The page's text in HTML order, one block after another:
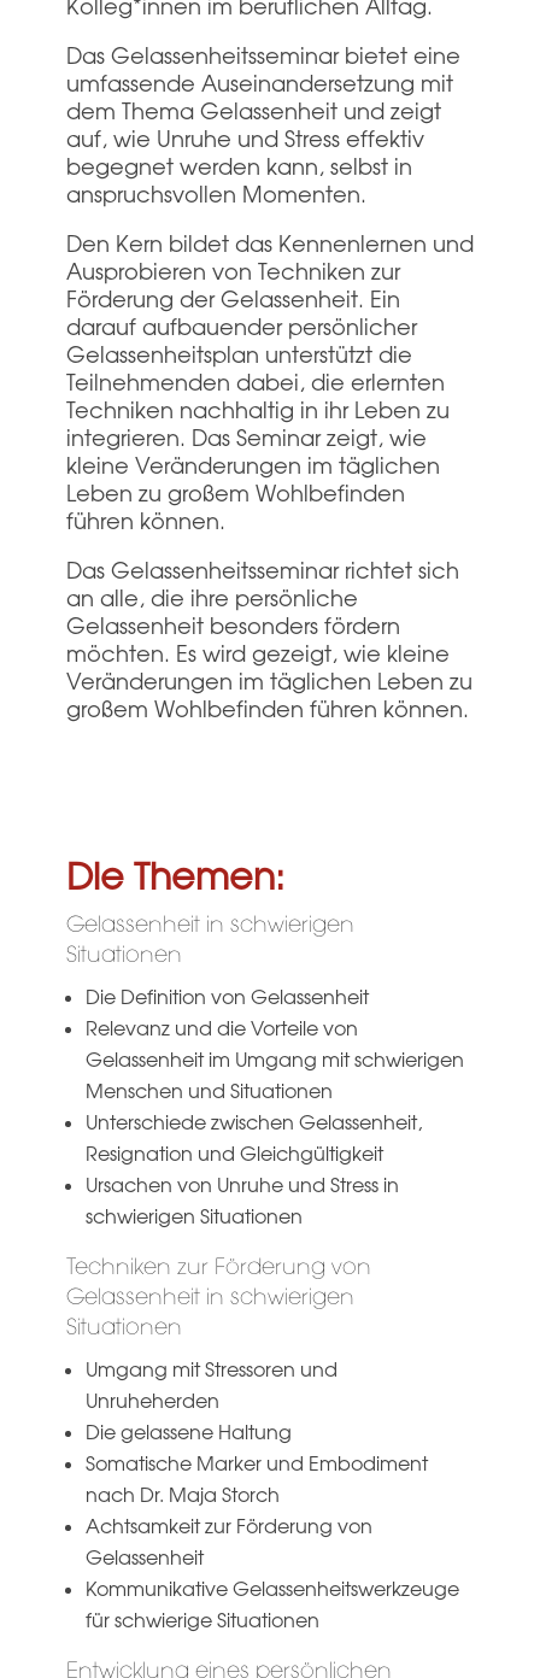
Kolleg*innen im beruflichen Alltag.
Das Gelassenheitsseminar bietet eine
umfassende Auseinandersetzung mit
dem Thema Gelassenheit und zeigt
auf, wie Unruhe und Stress effektiv
begegnet werden kann, selbst in
anspruchsvollen Momenten.
Den Kern bildet das Kennenlernen und
Ausprobieren von Techniken zur
Förderung der Gelassenheit. Ein
darauf aufbauender persönlicher
Gelassenheitsplan unterstützt die
Teilnehmenden dabei, die erlernten
Techniken nachhaltig in ihr Leben zu
integrieren. Das Seminar zeigt, wie
kleine Veränderungen im täglichen
Leben zu großem Wohlbefinden
führen können.
Das Gelassenheitsseminar richtet sich
an alle, die ihre persönliche
Gelassenheit besonders fördern
möchten. Es wird gezeigt, wie kleine
Veränderungen im täglichen Leben zu
großem Wohlbefinden führen können.
Die Themen:
Gelassenheit in schwierigen
Situationen
Die Definition von Gelassenheit
Relevanz und die Vorteile von
Gelassenheit im Umgang mit schwierigen
Menschen und Situationen
Unterschiede zwischen Gelassenheit,
Resignation und Gleichgültigkeit
Ursachen von Unruhe und Stress in
schwierigen Situationen
Techniken zur Förderung von
Gelassenheit in schwierigen
Situationen
Umgang mit Stressoren und
Unruheherden
Die gelassene Haltung
Somatische Marker und Embodiment
nach Dr. Maja Storch
Achtsamkeit zur Förderung von
Gelassenheit
Kommunikative Gelassenheitswerkzeuge
für schwierige Situationen
Entwicklung eines persönlichen